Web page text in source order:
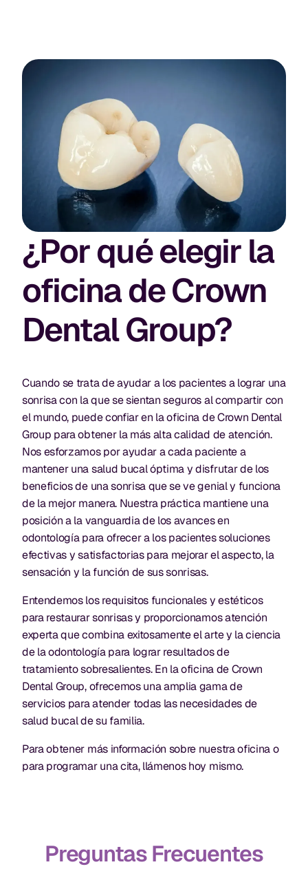
¿Por qué elegir la
oficina de Crown
Dental Group?
Cuando se trata de ayudar a los pacientes a lograr una
sonrisa con la que se sientan seguros al compartir con
el mundo, puede confiar en la oficina de Crown Dental
Group para obtener la más alta calidad de atención.
Nos esforzamos por ayudar a cada paciente a
mantener una salud bucal óptima y disfrutar de los
beneficios de una sonrisa que se ve genial y funciona
de la mejor manera. Nuestra práctica mantiene una
posición a la vanguardia de los avances en
odontología para ofrecer a los pacientes soluciones
efectivas y satisfactorias para mejorar el aspecto, la
sensación y la función de sus sonrisas.
Entendemos los requisitos funcionales y estéticos
para restaurar sonrisas y proporcionamos atención
experta que combina exitosamente el arte y la ciencia
de la odontología para lograr resultados de
tratamiento sobresalientes. En la oficina de Crown
Dental Group, ofrecemos una amplia gama de
servicios para atender todas las necesidades de
salud bucal de su familia.
Para obtener más información sobre nuestra oficina o
para programar una cita, llámenos hoy mismo.
Preguntas Frecuentes